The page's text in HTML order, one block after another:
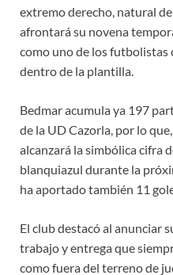
extremo derecho, natural de
afrontará su novena
como uno de los
dentro de la plantilla.
Bedmar acumula ya 197
de la UD Cazorla, por lo
alcanzará la simbólica cifra
blanquiazul durante la
ha aportado también 11
El club destacó al anunciar
trabajo y entrega que
como fuera del terreno de